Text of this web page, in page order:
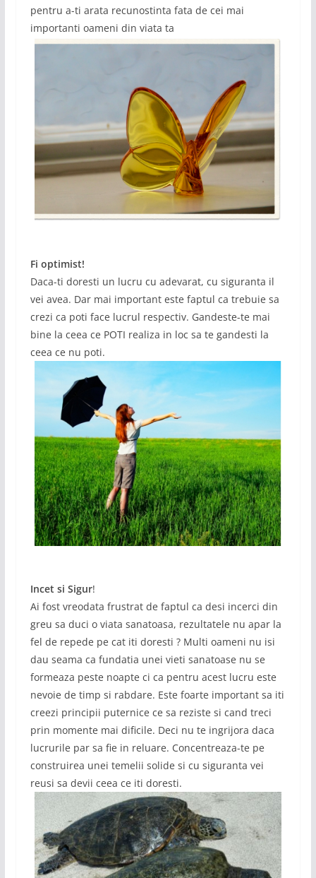
pentru a-ti arata recunostinta fata de cei mai
importanti oameni din viata ta
Fi optimist!
Daca-ti doresti un lucru cu adevarat, cu siguranta il
vei avea. Dar mai important este faptul ca trebuie sa
crezi ca poti face lucrul respectiv. Gandeste-te mai
bine la ceea ce POTI realiza in loc sa te gandesti la
ceea ce nu poti.
Incet si Sigur!
Ai fost vreodata frustrat de faptul ca desi incerci din
greu sa duci o viata sanatoasa, rezultatele nu apar la
fel de repede pe cat iti doresti ? Multi oameni nu isi
dau seama ca fundatia unei vieti sanatoase nu se
formeaza peste noapte ci ca pentru acest lucru este
nevoie de timp si rabdare. Este foarte important sa iti
creezi principii puternice ce sa reziste si cand treci
prin momente mai dificile. Deci nu te ingrijora daca
lucrurile par sa fie in reluare. Concentreaza-te pe
construirea unei temelii solide si cu siguranta vei
reusi sa devii ceea ce iti doresti.